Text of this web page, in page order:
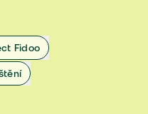
do 31.10.2022
do 8.7.2020
do 31.10.2019
Fidoo